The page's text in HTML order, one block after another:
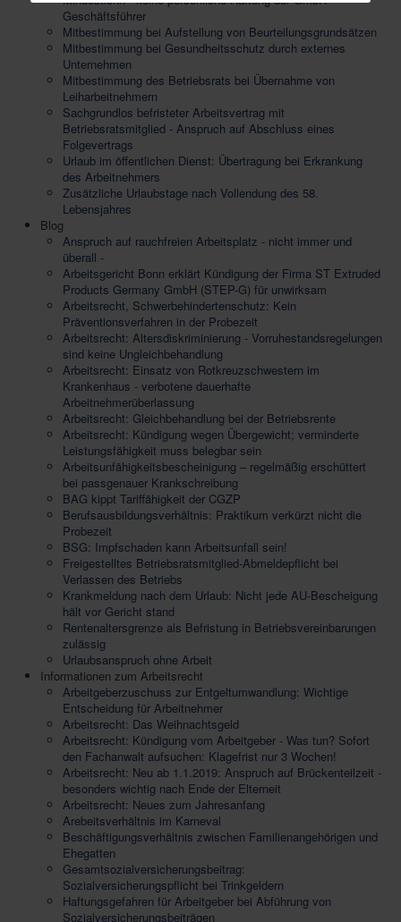
Geschäftsführer
Mitbestimmung bei Aufstellung von Beurteilungsgrundsätzen
Mitbestimmung bei Gesundheitsschutz durch externes
Unternehmen
Mitbestimmung des Betriebsrats bei Übernahme von
Leiharbeitnehmern
Sachgrundlos befristeter Arbeitsvertrag mit
Betriebsratsmitglied - Anspruch auf Abschluss eines
Folgevertrags
Urlaub im öffentlichen Dienst: Übertragung bei Erkrankung
des Arbeitnehmers
Zusätzliche Urlaubstage nach Vollendung des 58.
Lebensjahres
Blog
Anspruch auf rauchfreien Arbeitsplatz - nicht immer und
überall -
Arbeitsgericht Bonn erklärt Kündigung der Firma ST Extruded
Products Germany GmbH (STEP-G) für unwirksam
Arbeitsrecht, Schwerbehindertenschutz: Kein
Präventionsverfahren in der Probezeit
Arbeitsrecht: Altersdiskriminierung - Vorruhestandsregelungen
sind keine Ungleichbehandlung
Arbeitsrecht: Einsatz von Rotkreuzschwestern im
Krankenhaus - verbotene dauerhafte
Arbeitnehmerüberlassung
Arbeitsrecht: Gleichbehandlung bei der Betriebsrente
Arbeitsrecht: Kündigung wegen Übergewicht; verminderte
Leistungsfähigkeit muss belegbar sein
Arbeitsunfähigkeitsbescheinigung – regelmäßig erschüttert
bei passgenauer Krankschreibung
BAG kippt Tariffähigkeit der CGZP
Berufsausbildungsverhältnis: Praktikum verkürzt nicht die
Probezeit
BSG: Impfschaden kann Arbeitsunfall sein!
Freigestelltes Betriebsratsmitglied-Abmeldepflicht bei
Verlassen des Betriebs
Krankmeldung nach dem Urlaub: Nicht jede AU-Bescheigung
hält vor Gericht stand
Rentenaltersgrenze als Befristung in Betriebsvereinbarungen
zulässig
Urlaubsanspruch ohne Arbeit
Informationen zum Arbeitsrecht
Arbeitgeberzuschuss zur Entgeltumwandlung: Wichtige
Entscheidung für Arbeitnehmer
Arbeitsrecht: Das Weihnachtsgeld
Arbeitsrecht: Kündigung vom Arbeitgeber - Was tun? Sofort
den Fachanwalt aufsuchen: Klagefrist nur 3 Wochen!
Arbeitsrecht: Neu ab 1.1.2019: Anspruch auf Brückenteilzeit -
besonders wichtig nach Ende der Elterneit
Arbeitsrecht: Neues zum Jahresanfang
Arebeitsverhältnis im Karneval
Beschäftigungsverhältnis zwischen Familienangehörigen und
Ehegatten
Gesamtsozialversicherungsbeitrag:
Sozialversicherungspflicht bei Trinkgeldern
Haftungsgefahren für Arbeitgeber bei Abführung von
Sozialversicherungsbeiträgen